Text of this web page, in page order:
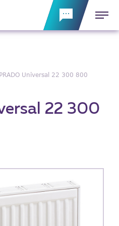
PRADO Universal 22 300 800
22 300